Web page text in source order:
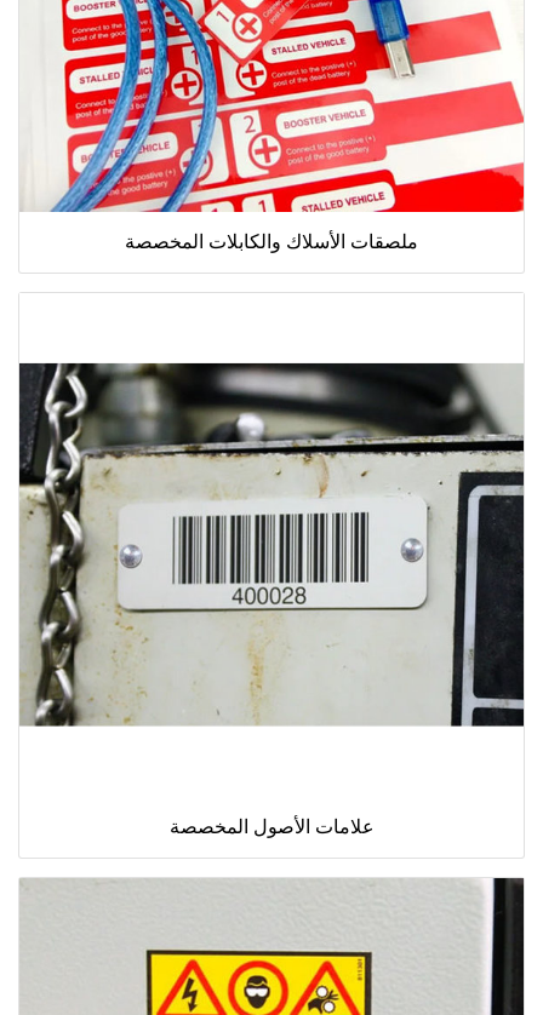
ملصقات الأسلاك والكابلات المخصصة
علامات الأصول المخصصة